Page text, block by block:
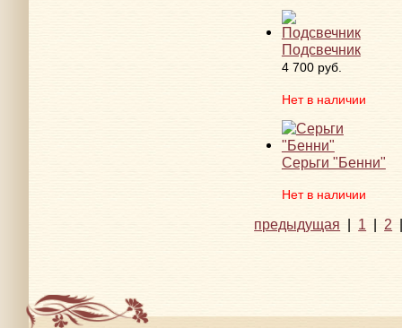
Подсвечник
4 700 руб.
Нет в наличии
Серьги "Бенни"
Нет в наличии
предыдущая | 1 | 2